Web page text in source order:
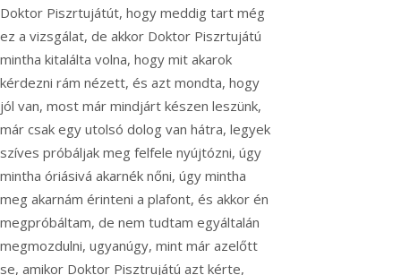
Doktor Piszrtujátút, hogy meddig tart még
ez a vizsgálat, de akkor Doktor Piszrtujátú
mintha kitalálta volna, hogy mit akarok
kérdezni rám nézett, és azt mondta, hogy
jól van, most már mindjárt készen leszünk,
már csak egy utolsó dolog van hátra, legyek
szíves próbáljak meg felfele nyújtózni, úgy
mintha óriásivá akarnék nőni, úgy mintha
meg akarnám érinteni a plafont, és akkor én
megpróbáltam, de nem tudtam egyáltalán
megmozdulni, ugyanúgy, mint már azelőtt
se, amikor Doktor Pisztrujátú azt kérte,